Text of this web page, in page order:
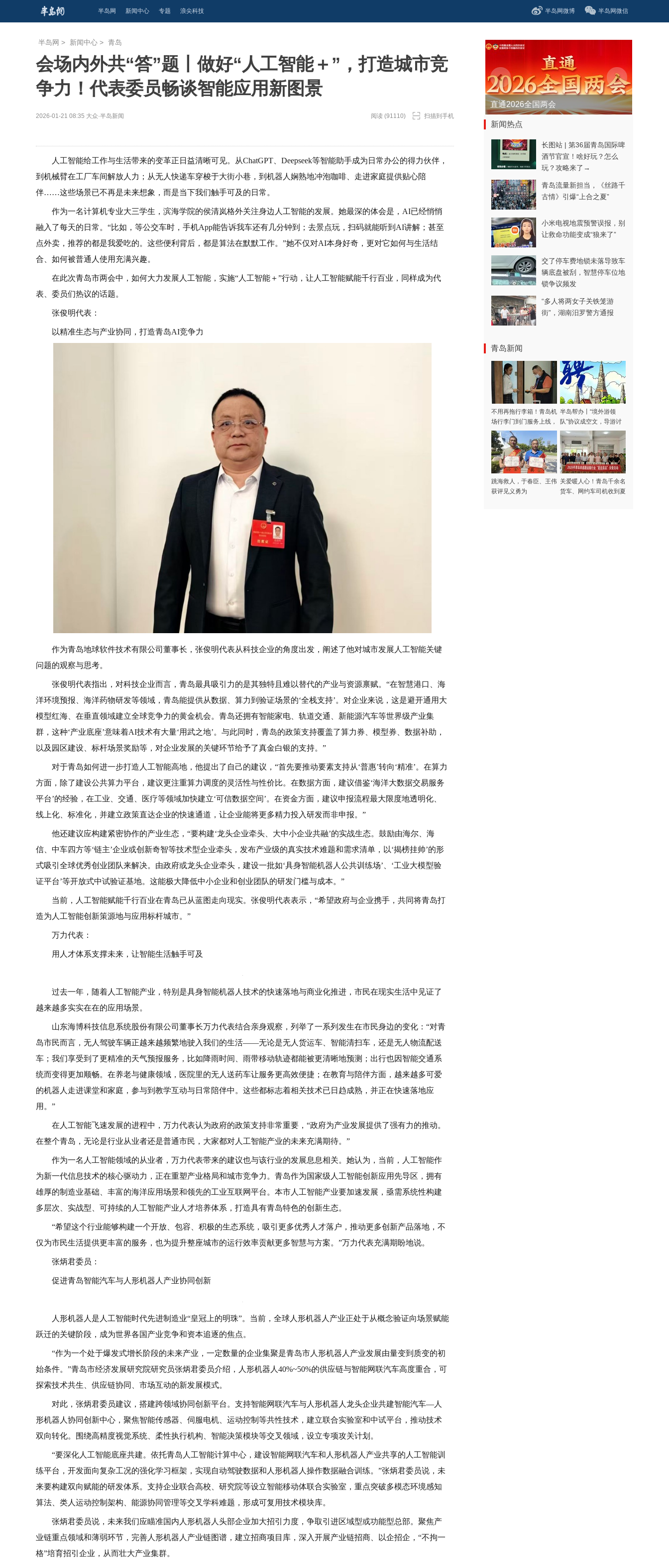
半岛网 新闻中心 专题 浪尖科技 半岛网微博 半岛网微信
半岛网 > 新闻中心 > 青岛
会场内外共“答”题丨做好“人工智能＋”，打造城市竞
争力！代表委员畅谈智能应用新图景
2026-01-21 08:35 大众·半岛新闻 阅读 (91110) 扫描到手机
人工智能给工作与生活带来的变革正日益清晰可见。从ChatGPT、Deepseek等智能助手成为日常办公的得力伙伴，
到机械臂在工厂车间解放人力；从无人快递车穿梭于大街小巷，到机器人娴熟地冲泡咖啡、走进家庭提供贴心陪
伴……这些场景已不再是未来想象，而是当下我们触手可及的日常。
作为一名计算机专业大三学生，滨海学院的侯清岚格外关注身边人工智能的发展。她最深的体会是，AI已经悄悄
融入了每天的日常。“比如，等公交车时，手机App能告诉我车还有几分钟到；去景点玩，扫码就能听到AI讲解；甚至
点外卖，推荐的都是我爱吃的。这些便利背后，都是算法在默默工作。”她不仅对AI本身好奇，更对它如何与生活结
合、如何被普通人使用充满兴趣。
在此次青岛市两会中，如何大力发展人工智能，实施“人工智能＋”行动，让人工智能赋能千行百业，同样成为代
表、委员们热议的话题。
张俊明代表：
以精准生态与产业协同，打造青岛AI竞争力
作为青岛地球软件技术有限公司董事长，张俊明代表从科技企业的角度出发，阐述了他对城市发展人工智能关键
问题的观察与思考。
张俊明代表指出，对科技企业而言，青岛最具吸引力的是其独特且难以替代的产业与资源禀赋。“在智慧港口、海
洋环境预报、海洋药物研发等领域，青岛能提供从数据、算力到验证场景的‘全栈支持’。对企业来说，这是避开通用大
模型红海、在垂直领域建立全球竞争力的黄金机会。青岛还拥有智能家电、轨道交通、新能源汽车等世界级产业集
群，这种‘产业底座’意味着AI技术有大量‘用武之地’。与此同时，青岛的政策支持覆盖了算力券、模型券、数据补助，
以及园区建设、标杆场景奖励等，对企业发展的关键环节给予了真金白银的支持。”
对于青岛如何进一步打造人工智能高地，他提出了自己的建议，“首先要推动要素支持从‘普惠’转向‘精准’。在算力
方面，除了建设公共算力平台，建议更注重算力调度的灵活性与性价比。在数据方面，建议借鉴‘海洋大数据交易服务
平台’的经验，在工业、交通、医疗等领域加快建立‘可信数据空间’。在资金方面，建议申报流程最大限度地透明化、
线上化、标准化，并建立政策直达企业的快速通道，让企业能将更多精力投入研发而非申报。”
他还建议应构建紧密协作的产业生态，“要构建‘龙头企业牵头、大中小企业共融’的实战生态。鼓励由海尔、海
信、中车四方等‘链主’企业或创新奇智等技术型企业牵头，发布产业级的真实技术难题和需求清单，以‘揭榜挂帅’的形
式吸引全球优秀创业团队来解决。由政府或龙头企业牵头，建设一批如‘具身智能机器人公共训练场’、‘工业大模型验
证平台’等开放式中试验证基地。这能极大降低中小企业和创业团队的研发门槛与成本。”
当前，人工智能赋能千行百业在青岛已从蓝图走向现实。张俊明代表表示，“希望政府与企业携手，共同将青岛打
造为人工智能创新策源地与应用标杆城市。”
万力代表：
用人才体系支撑未来，让智能生活触手可及
过去一年，随着人工智能产业，特别是具身智能机器人技术的快速落地与商业化推进，市民在现实生活中见证了
越来越多实实在在的应用场景。
山东海博科技信息系统股份有限公司董事长万力代表结合亲身观察，列举了一系列发生在市民身边的变化：“对青
岛市民而言，无人驾驶车辆正越来越频繁地驶入我们的生活——无论是无人货运车、智能清扫车，还是无人物流配送
车；我们享受到了更精准的天气预报服务，比如降雨时间、雨带移动轨迹都能被更清晰地预测；出行也因智能交通系
统而变得更加顺畅。在养老与健康领域，医院里的无人送药车让服务更高效便捷；在教育与陪伴方面，越来越多可爱
的机器人走进课堂和家庭，参与到教学互动与日常陪伴中。这些都标志着相关技术已日趋成熟，并正在快速落地应
用。”
在人工智能飞速发展的进程中，万力代表认为政府的政策支持非常重要，“政府为产业发展提供了强有力的推动。
在整个青岛，无论是行业从业者还是普通市民，大家都对人工智能产业的未来充满期待。”
作为一名人工智能领域的从业者，万力代表带来的建议也与该行业的发展息息相关。她认为，当前，人工智能作
为新一代信息技术的核心驱动力，正在重塑产业格局和城市竞争力。青岛作为国家级人工智能创新应用先导区，拥有
雄厚的制造业基础、丰富的海洋应用场景和领先的工业互联网平台。本市人工智能产业要加速发展，亟需系统性构建
多层次、实战型、可持续的人工智能产业人才培养体系，打造具有青岛特色的创新生态。
“希望这个行业能够构建一个开放、包容、积极的生态系统，吸引更多优秀人才落户，推动更多创新产品落地，不
仅为市民生活提供更丰富的服务，也为提升整座城市的运行效率贡献更多智慧与方案。”万力代表充满期盼地说。
张炳君委员：
促进青岛智能汽车与人形机器人产业协同创新
直通2026全国两会
新闻热点
长图站 | 第36届青岛国际啤
酒节官宣！啥好玩？怎么
玩？攻略来了→
青岛流量新担当，《丝路千
古情》引爆“上合之夏”
小米电视地震预警误报，别
让救命功能变成“狼来了”
交了停车费地锁未落导致车
辆底盘被刮，智慧停车位地
锁争议频发
“多人将两女子关铁笼游
街”，湖南汨罗警方通报
青岛新闻
不用再拖行李箱！青岛机
场行李门到门服务上线，
涵盖31家航司，青岛潍
坊多区市可用
半岛帮办丨“境外游领
队”协议成空文，导游讨
费多日不成！记者采访当
天，款项连夜退回
跳海救人，于春臣、王伟
获评见义勇为
关爱暖人心！青岛千余名
货车、网约车司机收到夏